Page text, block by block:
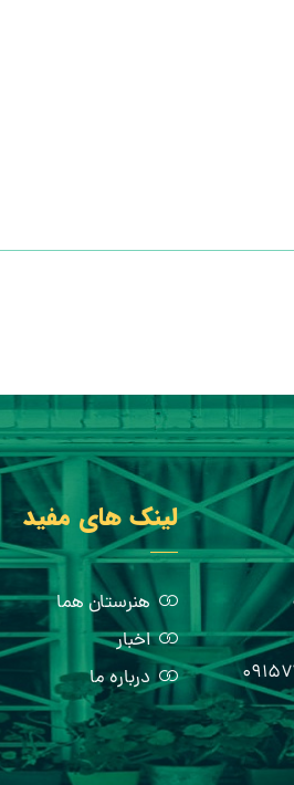
لینک های مفید
هنرستان هما
اخبار
درباره ما